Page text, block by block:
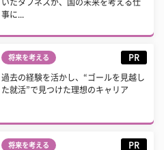
いたタフネスが、国の未来を考える仕
事に...
将来を考える PR
過去の経験を活かし、“ゴールを見越し
た就活”で見つけた理想のキャリア
将来を考える PR